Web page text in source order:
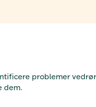
problemer
dem.